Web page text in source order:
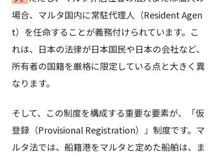
場合、マルタ国内に常駐代理人（Resident Agen
t）を任命することが義務付けられています。こ
れは、日本の法律が日本国民や日本の会社など、
所有者の国籍を厳格に限定している点と大きく異
なります。
そして、この制度を構成する重要な要素が、「仮
登録（Provisional Registration）」制度です。マ
ルタ法では、船籍港をマルタと定めた船舶は、ま